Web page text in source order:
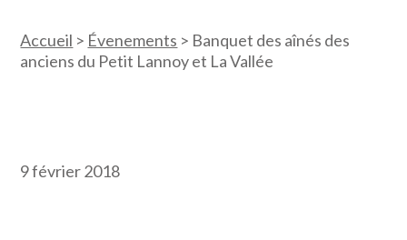
Accueil > Évenements > Banquet des aînés des
anciens du Petit Lannoy et La Vallée
9 février 2018